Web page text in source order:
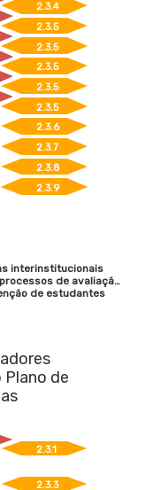
2.3.4
2.3.5
2.3.5
2.3.5
2.3.5
2.3.5
2.3.6
2.3.7
2.3.8
2.3.9
interinstitucionais
de avaliaçã…
de estudantes
de
2.3.1
2.3.3